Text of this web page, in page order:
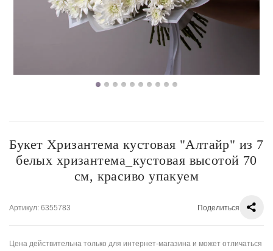
Букет Хризантема кустовая "Алтайр" из 7
белых хризантема_кустовая высотой 70
см, красиво упакуем
Артикул: 6355783 Поделиться
Цена действительна только для интернет-магазина и может отличаться